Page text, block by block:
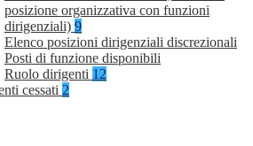
posizione organizzativa con funzioni
dirigenziali) 9
Elenco posizioni dirigenziali discrezionali
Posti di funzione disponibili
Ruolo dirigenti 12
cessati 2